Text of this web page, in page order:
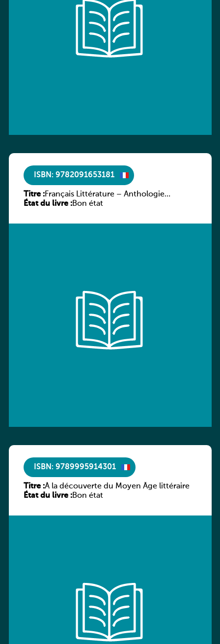
ISBN: 9782091653181
Titre :Français Littérature – Anthologie
chronologique 2de/1re
État du livre :Bon état
ISBN: 9789995914301
Titre :À la découverte du Moyen Âge littéraire
État du livre :Bon état